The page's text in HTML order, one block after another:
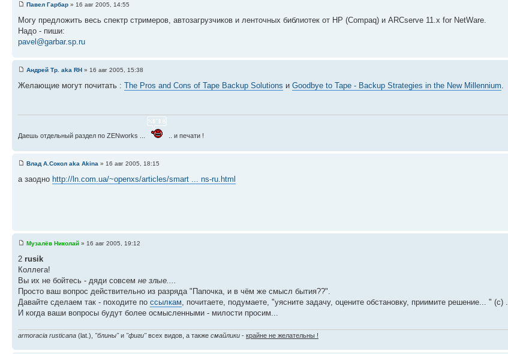
Павел Гарбар » 16 авг 2005, 14:55
Могу предложить весь спектр стримеров, автозагрузчиков и ленточных библиотек от HP (Compaq) и ARCserve 11.x for NetWare.
Надо - пиши:
pavel@garbar.sp.ru
Андрей Тр. aka RH » 16 авг 2005, 15:38
Желающие могут почитать : The Pros and Cons of Tape Backup Solutions и Goodbye to Tape - Backup Strategies in the New Millennium.
Даешь отдельный раздел по ZENworks ... .. и печати !
Влад А.Сокол aka Akina » 16 авг 2005, 18:15
а заодно http://ln.com.ua/~openxs/articles/smart ... ns-ru.html
Музалёв Николай » 16 авг 2005, 19:12
2 rusik
Коллега!
Вы их не бойтесь - дяди совсем не злые....
Просто ваш вопрос действительно из разряда "Папочка, и в чём же смысл бытия??".
Давайте сделаем так - походите по ссылкам, почитаете, подумаете, "уясните задачу, оцените обстановку, приимите решение... " (с) .
И когда ваши вопросы будут более осмысленными - милости просим...
armoracia rusticana (lat.), "блины"и "фиги"всех видов, а также смайлики - крайне не желательны !